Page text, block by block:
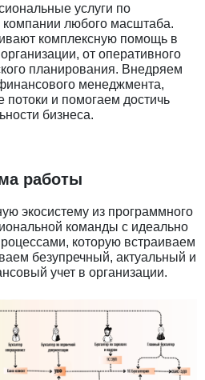
услуги по
любого масштаба.
комплексную помощь в
от оперативного
планирования. Внедряем
менеджмента,
и помогаем достичь
бизнеса.
работы
экосистему из программного
команды с идеально
которую встраиваем
безупречный, актуальный и
учет в организации.